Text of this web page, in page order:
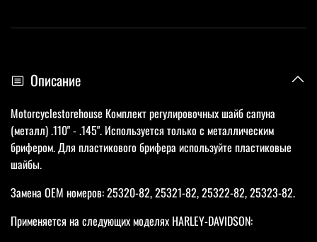
Описание
Motorcyclestorehouse Комплект регулировочных шайб сапуна
(металл) .110" - .145". Используется только с металлическим
брифером. Для пластикового брифера используйте пластиковые
шайбы.
Замена OEM номеров: 25320-82, 25321-82, 25322-82, 25323-82.
Применяется на следующих моделях HARLEY-DAVIDSON: